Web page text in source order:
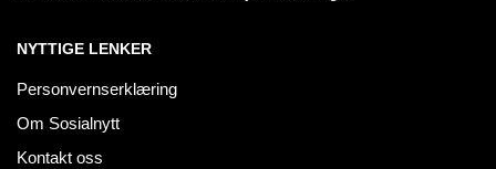
NYTTIGE LENKER
Personvernserklæring
Om Sosialnytt
Kontakt oss